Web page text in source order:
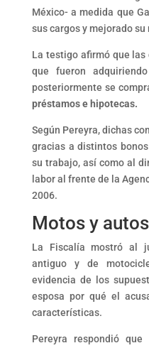
México- a medida que
sus cargos y mejorado
La testigo afirmó que
que fueron
posteriormente se
préstamos e hipotecas.
Según Pereyra, dichas
gracias a distintos
su trabajo, así como al
labor al frente de la
2006.
Motos y
La Fiscalía mostró al
antiguo y de
evidencia de los
esposa por qué el
características.
Pereyra respondió